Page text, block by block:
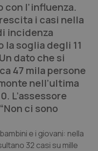
l’influenza.
i casi nella
incidenza
la soglia degli 11
dato che si
47 mila persone
nell’ultima
L’assessore
ci sono
e i giovani: nella
32 casi su mille